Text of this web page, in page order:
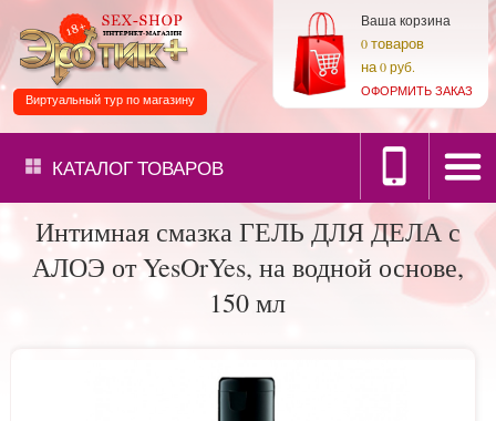
Ваша корзина
0товаров
на0 руб.
ОФОРМИТЬ ЗАКАЗ
Виртуальный тур по магазину
КАТАЛОГТОВАРОВ
Интимная смазка ГЕЛЬ ДЛЯ ДЕЛА с
АЛОЭ от YesOrYes, на водной основе,
150 мл